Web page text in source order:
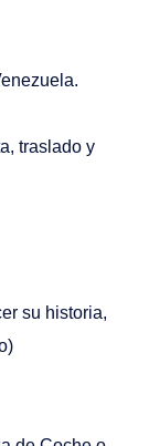
traslado y
su historia,